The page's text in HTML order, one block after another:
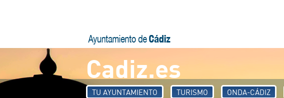
Cadiz.es
TU AYUNTAMIENTO TURISMO ONDA-CÁDIZ